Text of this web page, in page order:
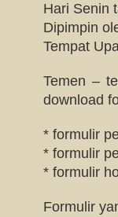
Hari Senin
Dipimpin
Tempat
Temen –
download
* formulir
* formulir
* formulir
Formulir